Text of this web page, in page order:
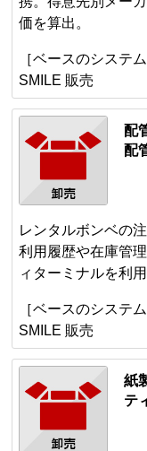
価を算出。
［ベースのシステム
SMILE 販売
配
配
レンタルボンベの
利用履歴や在庫管
ィターミナルを利用
［ベースのシステム
SMILE 販売
紙
テ